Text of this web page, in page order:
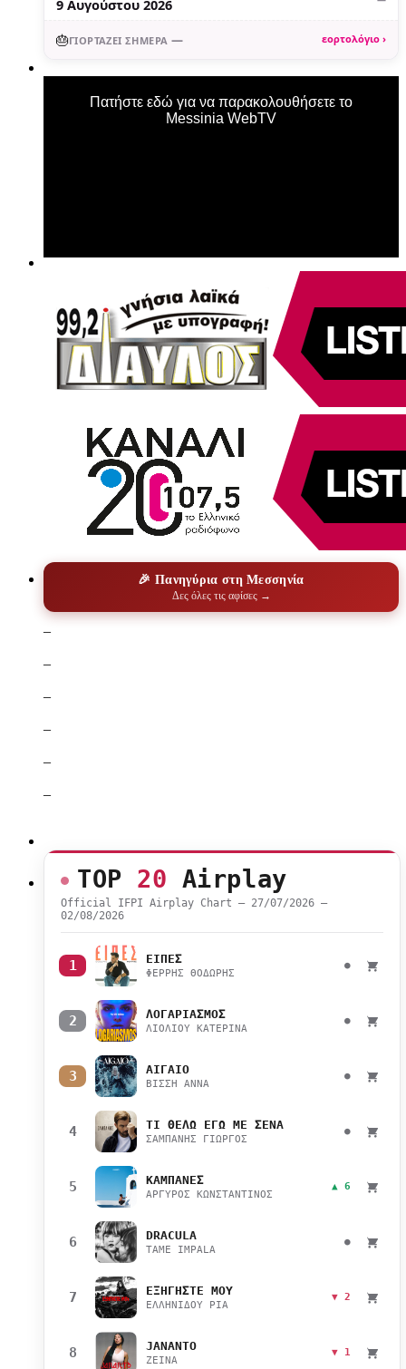
9 Αυγούστου 2026
🎂ΓΙΟΡΤΆΖΕΙ ΣΉΜΕΡΑ — εορτολόγιο ›
Πατήστε εδώ για να παρακολουθήσετε το
Messinia WebTV
🎉 Πανηγύρια στη Μεσσηνία
Δες όλες τις αφίσες →
–
–
–
–
–
–
TOP 20 Airplay
Official IFPI Airplay Chart — 27/07/2026 –
02/08/2026
1 ΕΙΠΕΣ
ΦΕΡΡΗΣ ΘΟΔΩΡΗΣ
●
2 ΛΟΓΑΡΙΑΣΜΟΣ
ΛΙΟΛΙΟΥ ΚΑΤΕΡΙΝΑ
●
3 ΑΙΓΑΙΟ
ΒΙΣΣΗ ΑΝΝΑ
●
4 ΤΙ ΘΕΛΩ ΕΓΩ ΜΕ ΣΕΝΑ
ΣΑΜΠΑΝΗΣ ΓΙΩΡΓΟΣ
●
5 ΚΑΜΠΑΝΕΣ
ΑΡΓΥΡΟΣ ΚΩΝΣΤΑΝΤΙΝΟΣ
▲ 6
6 DRACULA
TAME IMPALA
●
7 ΕΞΗΓΗΣΤΕ ΜΟΥ
ΕΛΛΗΝΙΔΟΥ ΡΙΑ
▼ 2
8 JANANTO
ZEINA
▼ 1